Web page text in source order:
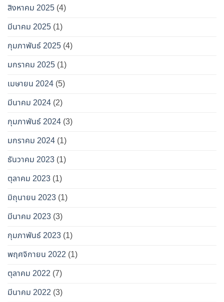
สิงหาคม 2025 (4)
มีนาคม 2025 (1)
กุมภาพันธ์ 2025 (4)
มกราคม 2025 (1)
เมษายน 2024 (5)
มีนาคม 2024 (2)
กุมภาพันธ์ 2024 (3)
มกราคม 2024 (1)
ธันวาคม 2023 (1)
ตุลาคม 2023 (1)
มิถุนายน 2023 (1)
มีนาคม 2023 (3)
กุมภาพันธ์ 2023 (1)
พฤศจิกายน 2022 (1)
ตุลาคม 2022 (7)
มีนาคม 2022 (3)